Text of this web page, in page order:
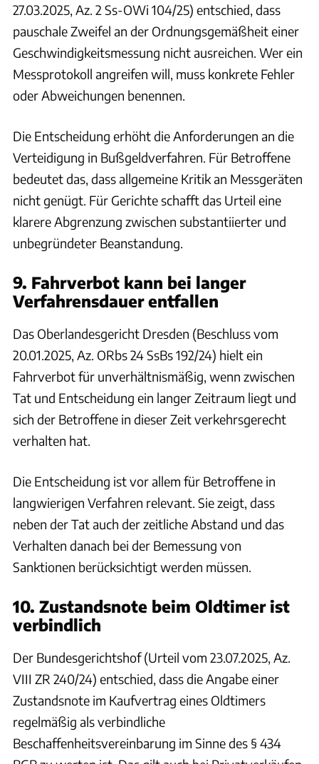
27.03.2025, Az. 2 Ss-OWi 104/25) entschied, dass
pauschale Zweifel an der Ordnungsgemäßheit einer
Geschwindigkeitsmessung nicht ausreichen. Wer ein
Messprotokoll angreifen will, muss konkrete Fehler
oder Abweichungen benennen.
Die Entscheidung erhöht die Anforderungen an die
Verteidigung in Bußgeldverfahren. Für Betroffene
bedeutet das, dass allgemeine Kritik an Messgeräten
nicht genügt. Für Gerichte schafft das Urteil eine
klarere Abgrenzung zwischen substantiierter und
unbegründeter Beanstandung.
9. Fahrverbot kann bei langer
Verfahrensdauer entfallen
Das Oberlandesgericht Dresden (Beschluss vom
20.01.2025, Az. ORbs 24 SsBs 192/24) hielt ein
Fahrverbot für unverhältnismäßig, wenn zwischen
Tat und Entscheidung ein langer Zeitraum liegt und
sich der Betroffene in dieser Zeit verkehrsgerecht
verhalten hat.
Die Entscheidung ist vor allem für Betroffene in
langwierigen Verfahren relevant. Sie zeigt, dass
neben der Tat auch der zeitliche Abstand und das
Verhalten danach bei der Bemessung von
Sanktionen berücksichtigt werden müssen.
10. Zustandsnote beim Oldtimer ist
verbindlich
Der Bundesgerichtshof (Urteil vom 23.07.2025, Az.
VIII ZR 240/24) entschied, dass die Angabe einer
Zustandsnote im Kaufvertrag eines Oldtimers
regelmäßig als verbindliche
Beschaffenheitsvereinbarung im Sinne des § 434